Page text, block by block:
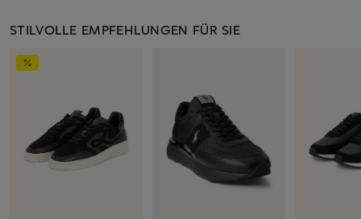
STILVOLLE EMPFEHLUNGEN FÜR SIE